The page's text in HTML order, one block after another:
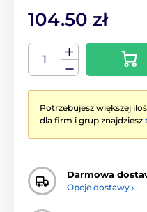
104.50 zł
Potrzebujesz większej
dla firm i grup znajdziesz
Darmowa
Opcje dostawy ›